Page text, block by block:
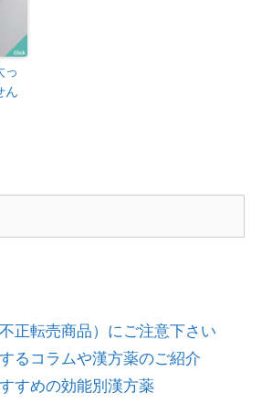
っ
ん
正転売商品）にご注意下さい
るコラムや漢方薬のご紹介
すめの効能別漢方薬